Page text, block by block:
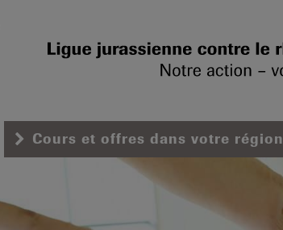
Cours et offres dans votre région